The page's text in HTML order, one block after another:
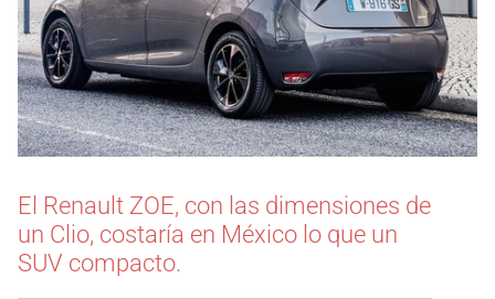
El Renault ZOE, con las dimensiones de
un Clio, costaría en México lo que un
SUV compacto.